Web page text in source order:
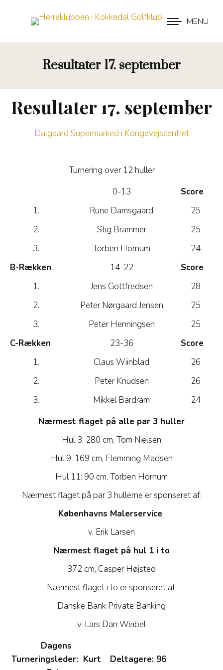
MENU
Resultater 17. september
Resultater 17. september
Dalgaard Supermarked i Kongevejscentret
Turnering over 12 huller
0-13
Score
1.
Rune Damsgaard
25
2.
Stig Brammer
25
3.
Torben Hornum
24
B-Rækken
14-22
Score
1.
Jens Gottfredsen
28
2.
Peter Nørgaard Jensen
25
3.
Peter Henningsen
25
C-Rækken
23-36
Score
1.
Claus Wiinblad
26
2.
Peter Knudsen
26
3.
Mikkel Bardram
24
Nærmest flaget på alle par 3 huller
Hul 3: 280 cm, Tom Nielsen
Hul 9: 169 cm, Flemming Madsen
Hul 11: 90 cm, Torben Hornum
Nærmest flaget på par 3 hullerne er sponseret af:
Københavns Malerservice
v. Erik Larsen
Nærmest flaget på hul 1 i to
372 cm, Casper Højsted
Nærmest flaget i to er sponseret af:
Danske Bank Private Banking
v. Lars Dan Weibel
Dagens
Turneringsleder: Kurt
Deltagere: 96